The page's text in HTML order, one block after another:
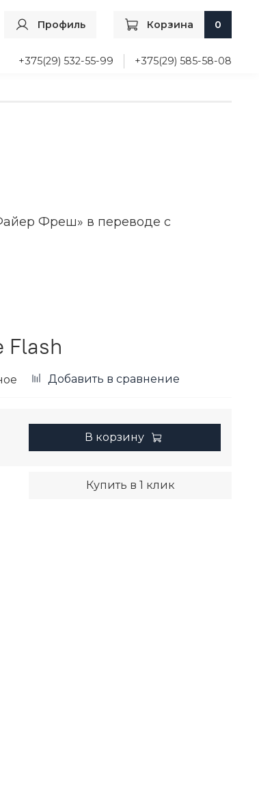
Профиль Корзина 0
+375(29) 532-55-99 +375(29) 585-58-08
Фреш» в переводе с
Flash
Добавить в сравнение
В корзину
Купить в 1 клик